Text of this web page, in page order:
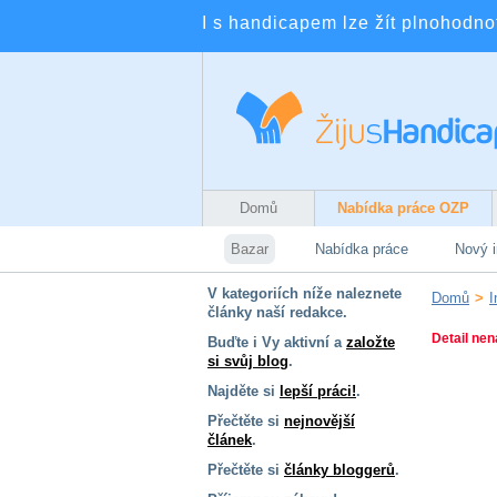
I s handicapem lze žít
Domů Nabídka práce OZP
Bazar Nabídka práce Nový
V kategoriích níže naleznete
články naší redakce.
Buďte i Vy aktivní a založte
si svůj blog.
Najděte si lepší práci!.
Přečtěte si nejnovější
článek.
Přečtěte si články bloggerů.
Domů >
Detail